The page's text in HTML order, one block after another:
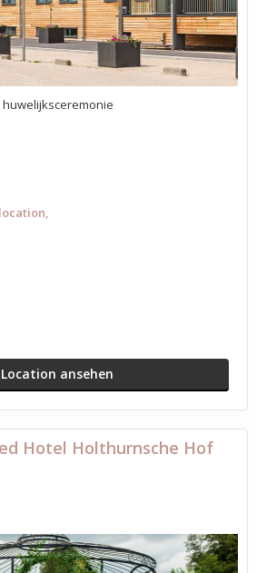
Location ansehen
Hotel Holthurnsche Hof